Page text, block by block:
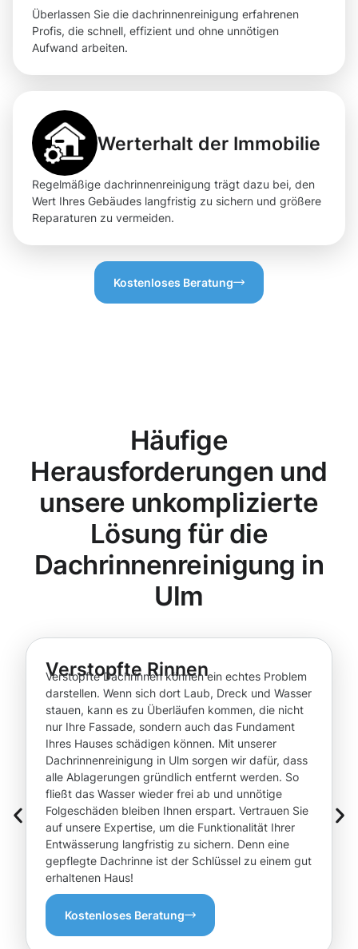
Überlassen Sie die dachrinnenreinigung erfahrenen
Profis, die schnell, effizient und ohne unnötigen
Aufwand arbeiten.
Werterhalt der Immobilie
Regelmäßige dachrinnenreinigung trägt dazu bei, den
Wert Ihres Gebäudes langfristig zu sichern und größere
Reparaturen zu vermeiden.
Kostenloses Beratung
Häufige
Herausforderungen und
unsere unkomplizierte
Lösung für die
Dachrinnenreinigung in
Ulm
Verstopfte Rinnen
Verstopfte Dachrinnen können ein echtes Problem
darstellen. Wenn sich dort Laub, Dreck und Wasser
stauen, kann es zu Überläufen kommen, die nicht
nur Ihre Fassade, sondern auch das Fundament
Ihres Hauses schädigen können. Mit unserer
Dachrinnenreinigung in Ulm sorgen wir dafür, dass
alle Ablagerungen gründlich entfernt werden. So
fließt das Wasser wieder frei ab und unnötige
Folgeschäden bleiben Ihnen erspart. Vertrauen Sie
auf unsere Expertise, um die Funktionalität Ihrer
Entwässerung langfristig zu sichern. Denn eine
gepflegte Dachrinne ist der Schlüssel zu einem gut
erhaltenen Haus!
Kostenloses Beratung